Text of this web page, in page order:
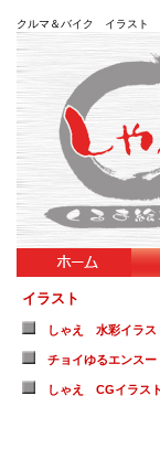
クルマ＆バイク イラス
イラスト
しゃえ 水彩イラス
チョイゆるエンスー
しゃえ CGイラスト